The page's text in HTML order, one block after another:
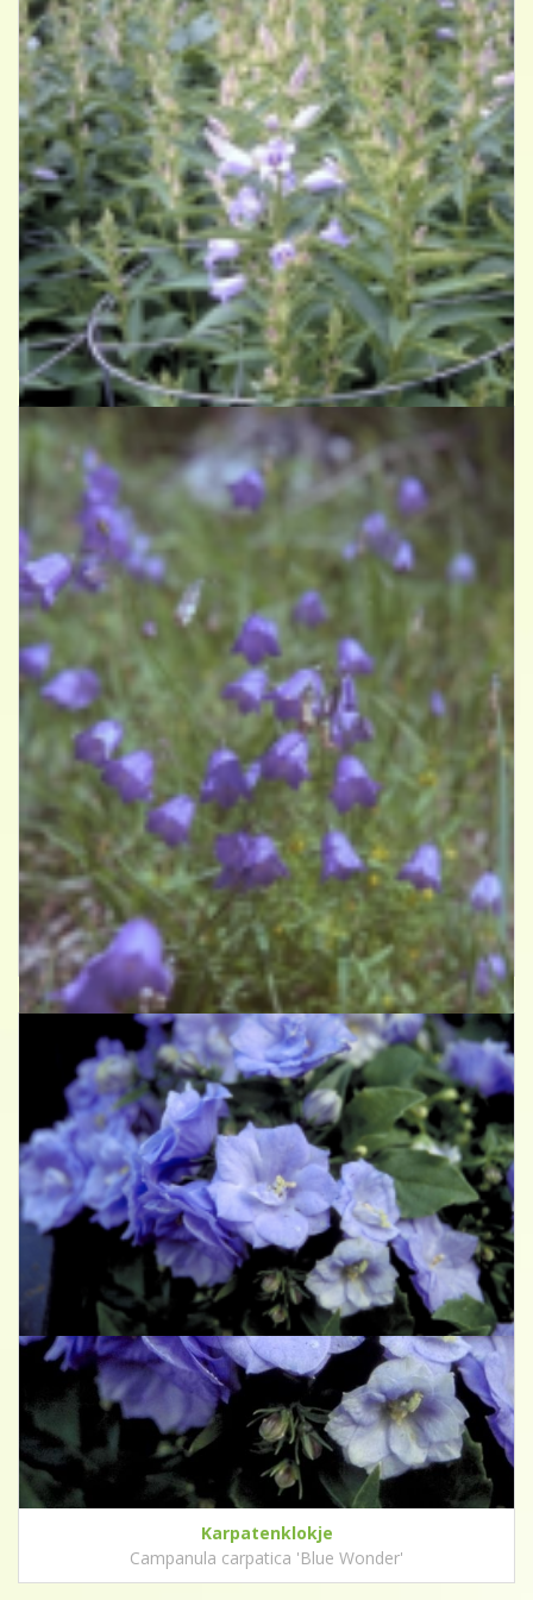
Breedbladig klokje
Campanula latifolia 'Gloaming'
Grasklokje
Campanula rotundifolia
Karpatenklokje
Campanula carpatica 'Blue Wonder'